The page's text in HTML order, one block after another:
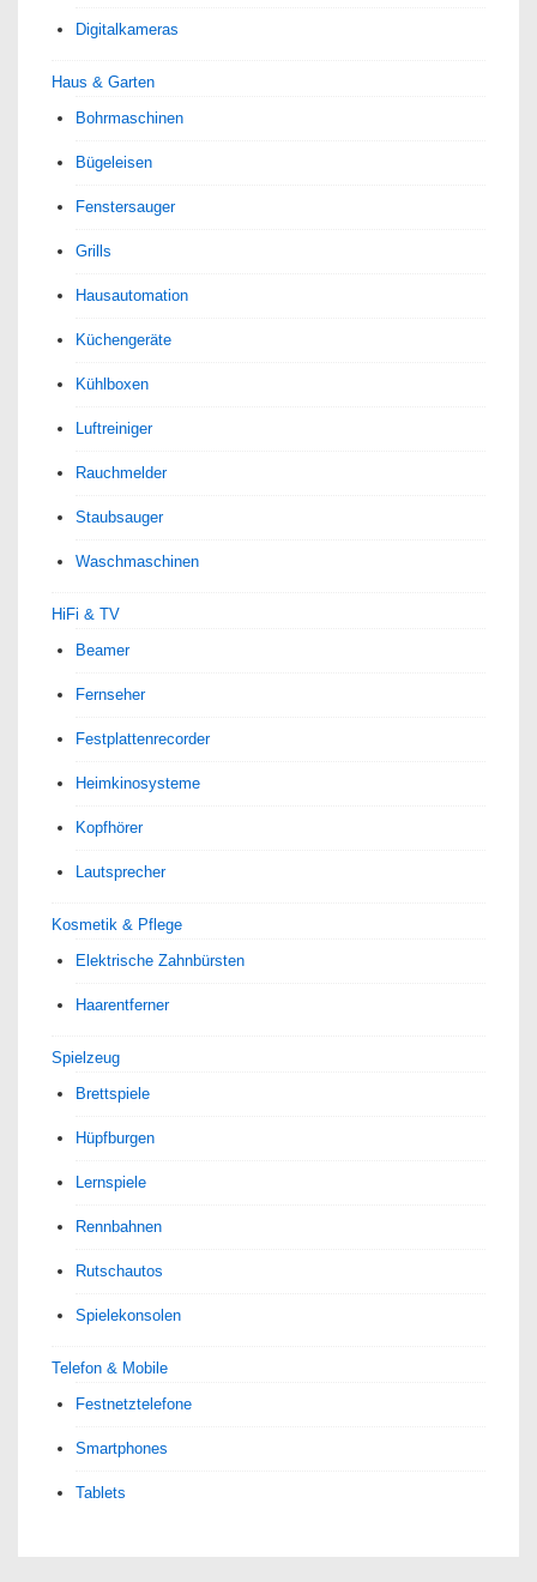
Digitalkameras
Haus & Garten
Bohrmaschinen
Bügeleisen
Fenstersauger
Grills
Hausautomation
Küchengeräte
Kühlboxen
Luftreiniger
Rauchmelder
Staubsauger
Waschmaschinen
HiFi & TV
Beamer
Fernseher
Festplattenrecorder
Heimkinosysteme
Kopfhörer
Lautsprecher
Kosmetik & Pflege
Elektrische Zahnbürsten
Haarentferner
Spielzeug
Brettspiele
Hüpfburgen
Lernspiele
Rennbahnen
Rutschautos
Spielekonsolen
Telefon & Mobile
Festnetztelefone
Smartphones
Tablets